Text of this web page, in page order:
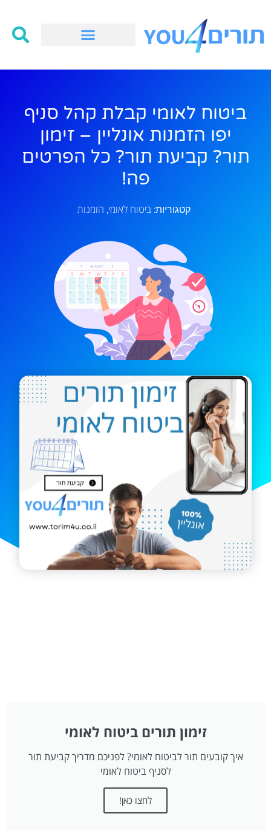
ביטוח לאומי קבלת קהל סניף
יפו הזמנות אונליין – זימון
תור? קביעת תור? כל הפרטים
פה!
קטגוריות: ביטוח לאומי, הזמנות
זימון תורים ביטוח לאומי
איך קובעים תור לביטוח לאומי? לפניכם מדריך קביעת תור
לסניף ביטוח לאומי
לחצו כאן!